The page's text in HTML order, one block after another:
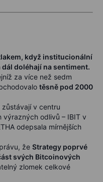
když institucionální
doléhají na sentiment.
za více než sedm
těsně pod 2000
v centru
odlivů – IBIT v
odepsala mírnějších
že Strategy poprvé
svých Bitcoinových
zlomek celkové